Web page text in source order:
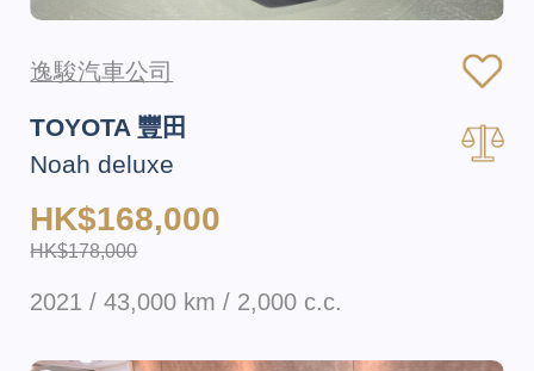
逸駿汽車公司
TOYOTA 豐田
Noah deluxe
HK$168,000
HK$178,000
2021 / 43,000 km / 2,000 c.c.